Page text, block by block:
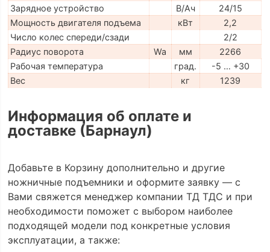
Зарядное устройство
В/Ач
24/15
Мощность двигателя подъема
кВт
2,2
Число колес спереди/сзади
2/2
Радиус поворота
Wa мм
2266
Рабочая температура
град.
-5 … +30
Вес
кг 1239
Информация об оплате и
доставке (Барнаул)
Добавьте в Корзину дополнительно и другие
ножничные подъемники и оформите заявку — с
Вами свяжется менеджер компании ТД ТДС и при
необходимости поможет с выбором наиболее
подходящей модели под конкретные условия
эксплуатации, а также: